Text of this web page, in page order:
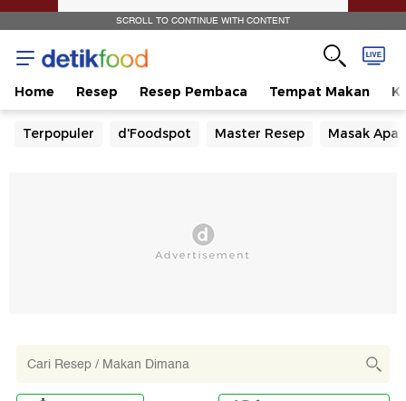
SCROLL TO CONTINUE WITH CONTENT
Home Resep Resep Pembaca Tempat Makan
Terpopuler d'Foodspot Master Resep Masak Apa